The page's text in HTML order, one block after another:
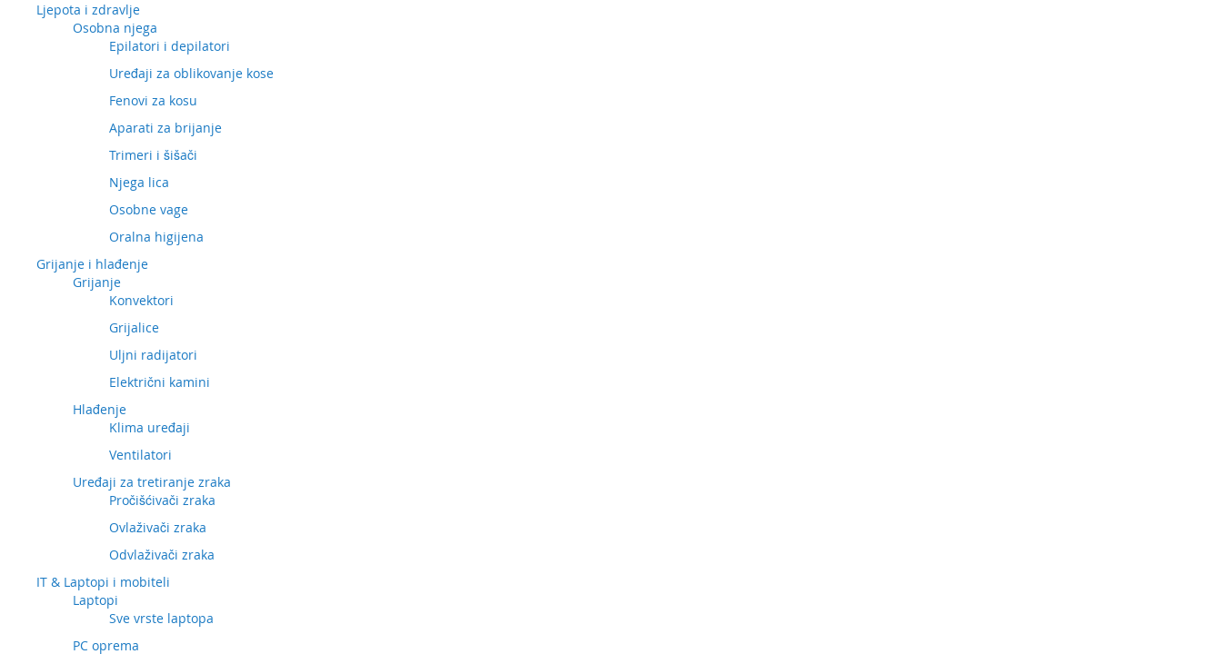
Ljepota i zdravlje
Osobna njega
Epilatori i depilatori
Uređaji za oblikovanje kose
Fenovi za kosu
Aparati za brijanje
Trimeri i šišači
Njega lica
Osobne vage
Oralna higijena
Grijanje i hlađenje
Grijanje
Konvektori
Grijalice
Uljni radijatori
Električni kamini
Hlađenje
Klima uređaji
Ventilatori
Uređaji za tretiranje zraka
Pročišćivači zraka
Ovlaživači zraka
Odvlaživači zraka
IT & Laptopi i mobiteli
Laptopi
Sve vrste laptopa
PC oprema